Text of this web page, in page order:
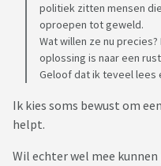
politiek zitten mensen
oproepen tot geweld.
Wat willen ze nu
oplossing is naar een
Geloof dat ik teveel lees
Ik kies soms bewust om
helpt.
Wil echter wel mee